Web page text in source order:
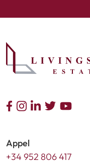
Appel
+34 952 806 417